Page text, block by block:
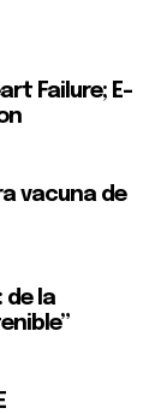
Failure; E-
vacuna de
de la